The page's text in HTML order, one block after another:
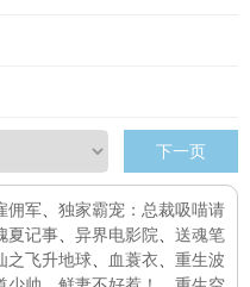
下一页
佣军
独家霸宠：总裁吸喵请
夏记事 异界电影院
送魂笔
之飞升地球 血蓑衣
重生波